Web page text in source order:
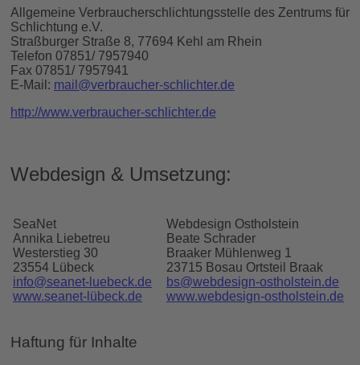
Allgemeine Verbraucherschlichtungsstelle des Zentrums für
Schlichtung e.V.
Straßburger Straße 8, 77694 Kehl am Rhein
Telefon 07851/ 7957940
Fax 07851/ 7957941
E-Mail: mail@verbraucher-schlichter.de
http://www.verbraucher-schlichter.de
Webdesign & Umsetzung:
SeaNet
Annika Liebetreu
Westerstieg 30
23554 Lübeck
info@seanet-luebeck.de
www.seanet-lübeck.de
Webdesign Ostholstein
Beate Schrader
Braaker Mühlenweg 1
23715 Bosau Ortsteil Braak
bs@webdesign-ostholstein.de
www.webdesign-ostholstein.de
Haftung für Inhalte